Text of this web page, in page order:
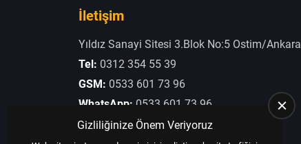
İletişim
Yıldız Sanayi Sitesi 3.Blok No:5 Ostim/Ankara
Tel: 0312 354 55 39
GSM: 0533 601 73 96
WhatsApp: 0533 601 73 96
E-Posta:otogaziogullari@hotmail.com
Gizliliğinize Önem Veriyoruz